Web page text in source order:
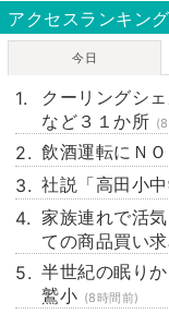
アクセスランキング
今日
クーリングシ
など３１か所
飲酒運転にＮ
社説「高田小
家族連れで活
ての商品買い
半世紀の眠り
鷲小 (8時間前)